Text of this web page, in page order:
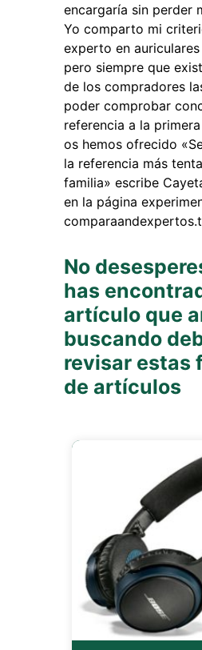
encargaría sin perder
Yo comparto mi
experto en
pero siempre que
de los compradores
poder comprobar
referencia a la
os hemos ofrecido
la referencia más
familia» escribe
en la página
No
has
artículo que
buscando
revisar estas
de artículos